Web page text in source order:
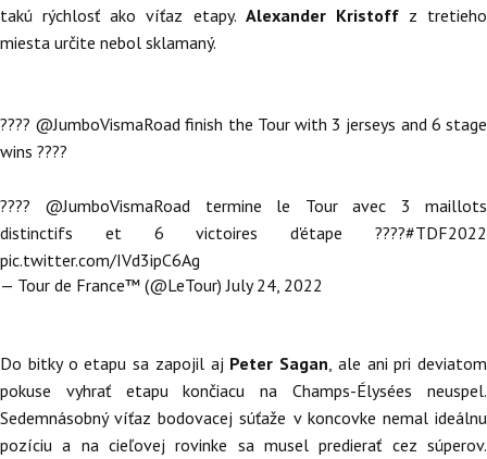
takú rýchlosť ako víťaz etapy. Alexander Kristoff z tretieho
miesta určite nebol sklamaný.
???? @JumboVismaRoad finish the Tour with 3 jerseys and 6 stage
wins ????
???? @JumboVismaRoad termine le Tour avec 3 maillots
distinctifs et 6 victoires d'étape ????#TDF2022
pic.twitter.com/IVd3ipC6Ag
— Tour de France™ (@LeTour)July 24, 2022
Do bitky o etapu sa zapojil aj Peter Sagan , ale ani pri deviatom
pokuse vyhrať etapu končiacu na Champs-Élysées neuspel.
Sedemnásobný víťaz bodovacej súťaže v koncovke nemal ideálnu
pozíciu a na cieľovej rovinke sa musel predierať cez súperov.